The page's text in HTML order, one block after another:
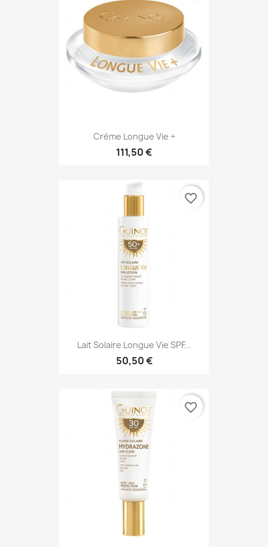
Crème Longue Vie +
111,50 €
Lait Solaire Longue Vie SPF...
50,50 €
favorite_border
favorite_border